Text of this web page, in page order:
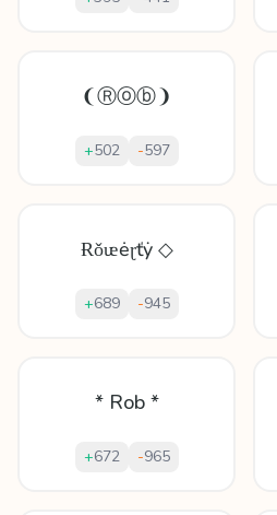
❨Ⓡⓞⓑ❩
+502 -597
Ɍǒᵫėɽťẏ ◇
+689 -945
* Rob *
+672 -965